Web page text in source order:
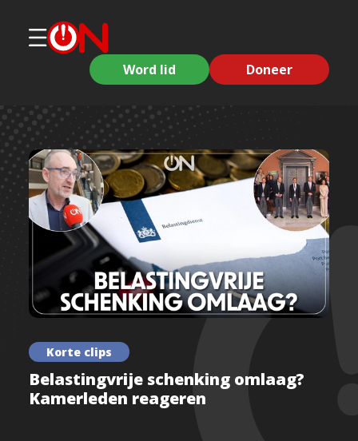
Word lid Doneer
Korte clips
Belastingvrije schenking omlaag?
Kamerleden reageren